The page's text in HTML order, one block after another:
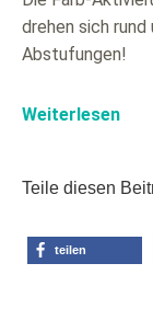
drehen sich rund
Abstufungen!
Weiterlesen
Teile diesen
teilen